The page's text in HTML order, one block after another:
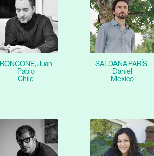
RONCONE, Juan
Pablo
Chile
SALDAÑA PARÍS,
Daniel
Mexico